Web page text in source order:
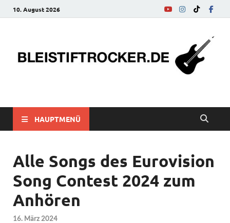
10. August 2026
bleistiftrocker.de
HAUPTMENÜ
Alle Songs des Eurovision
Song Contest 2024 zum
Anhören
16. März 2024